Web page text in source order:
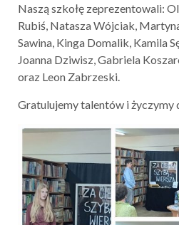
Naszą szkołę zeprezentowali:
Rubiś, Natasza Wójciak,
Sawina, Kinga Domalik, Kamila
Joanna Dziwisz, Gabriela
oraz Leon Zabrzeski.
Gratulujemy talentów i życzymy